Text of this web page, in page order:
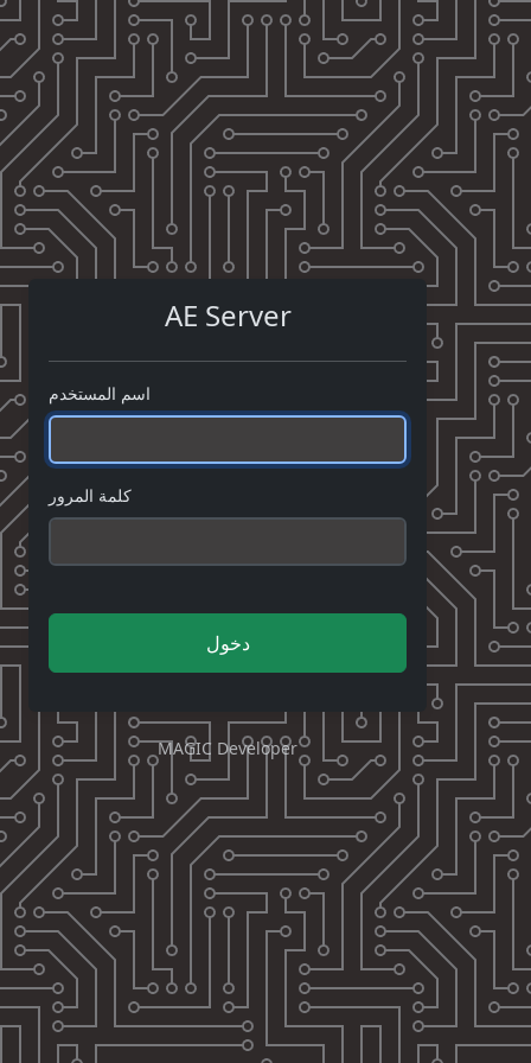
AE Server
اسم المستخدم
كلمة المرور
دخول
MAGIC Developer